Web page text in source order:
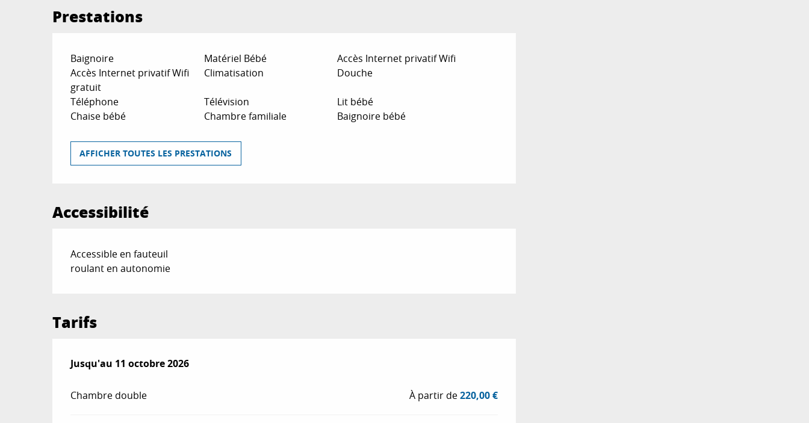
Prestations
Baignoire Matériel Bébé
Accès Internet privatif Wifi
Accès Internet privatif Wifi
gratuit
Climatisation Douche
Téléphone Télévision
Lit bébé
Chaise bébé
Chambre familiale Baignoire bébé
AFFICHER TOUTES LES PRESTATIONS
Accessibilité
Accessible en fauteuil
roulant en autonomie
Tarifs
Du2 mai 2026au11 octobre 2026
Jusqu'au 11 octobre 2026
Chambre double À partir de220,00 €